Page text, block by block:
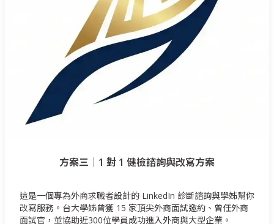
方案三｜1 對 1 健檢諮詢與改寫方案
這是一個專為外商求職者設計的 LinkedIn 診斷諮詢與學姊幫你
改寫服務。台大學姊曾獲 15 家頂尖外商面試邀約、曾任外商
面試官，並協助近300位學員成功進入外商與大型企業。